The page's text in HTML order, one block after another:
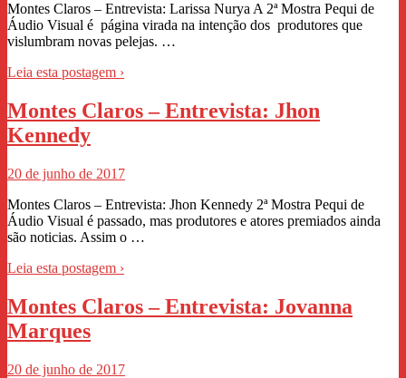
Montes Claros – Entrevista: Larissa Nurya A 2ª Mostra Pequi de
Áudio Visual é página virada na intenção dos produtores que
vislumbram novas pelejas. …
Leia esta postagem ›
Montes Claros – Entrevista: Jhon
Kennedy
20 de junho de 2017
Montes Claros – Entrevista: Jhon Kennedy 2ª Mostra Pequi de
Áudio Visual é passado, mas produtores e atores premiados ainda
são noticias. Assim o …
Leia esta postagem ›
Montes Claros – Entrevista: Jovanna
Marques
20 de junho de 2017